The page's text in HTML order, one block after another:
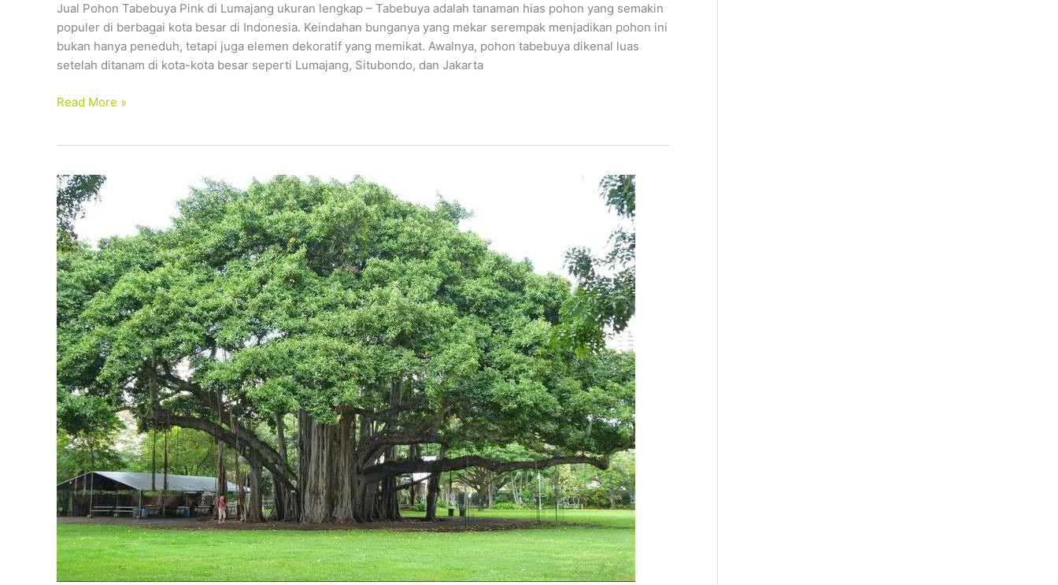
Jual Pohon Tabebuya Pink di Lumajang ukuran lengkap – Tabebuya adalah tanaman hias pohon yang semakin
populer di berbagai kota besar di Indonesia. Keindahan bunganya yang mekar serempak menjadikan pohon ini
bukan hanya peneduh, tetapi juga elemen dekoratif yang memikat. Awalnya, pohon tabebuya dikenal luas
setelah ditanam di kota-kota besar seperti Lumajang, Situbondo, dan Jakarta
–
Tersedia
Ukuran
Lengkap,
Tanam
Read More »
Pohon
Beringin:
Mengenal
Lebih
Dekat
Ciri,
Habitat,
Jenis,
dan
Manfaatnya